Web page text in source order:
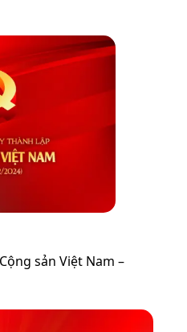
sản Việt Nam –